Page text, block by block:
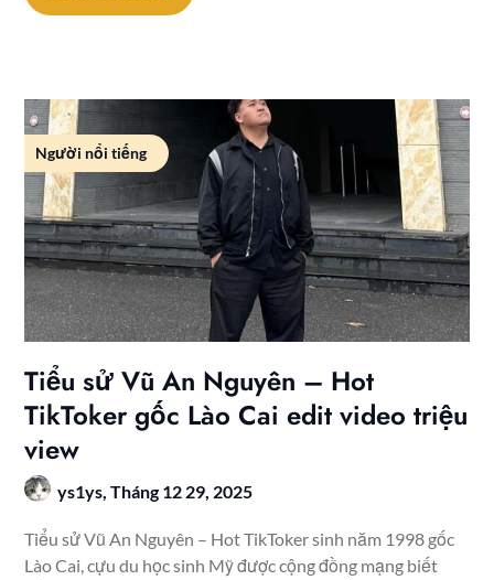
Người nổi tiếng
Tiểu sử Vũ An Nguyên – Hot
TikToker gốc Lào Cai edit video triệu
view
ys1ys,Tháng 12 29, 2025
Tiểu sử Vũ An Nguyên – Hot TikToker sinh năm 1998 gốc
Lào Cai, cựu du học sinh Mỹ được cộng đồng mạng biết